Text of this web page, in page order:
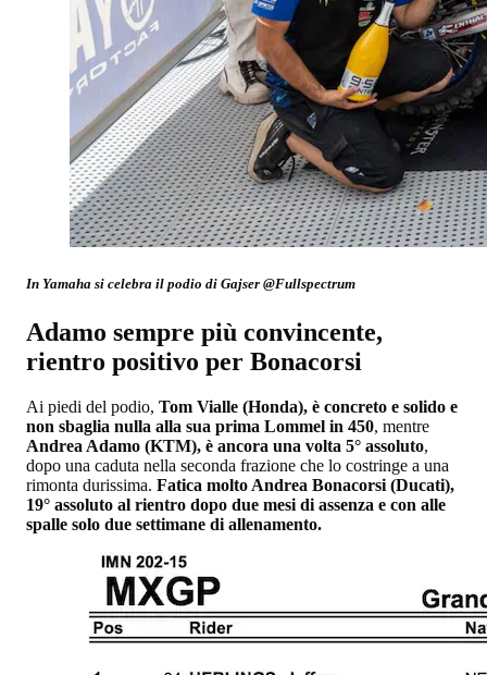
In Yamaha si celebra il podio di Gajser @Fullspectrum
Adamo sempre più convincente,
rientro positivo per Bonacorsi
Ai piedi del podio, Tom Vialle (Honda), è concreto e solido e
non sbaglia nulla alla sua prima Lommel in 450, mentre
Andrea Adamo (KTM), è ancora una volta 5° assoluto,
dopo una caduta nella seconda frazione che lo costringe a una
rimonta durissima. Fatica molto Andrea Bonacorsi (Ducati),
19° assoluto al rientro dopo due mesi di assenza e con alle
spalle solo due settimane di allenamento.